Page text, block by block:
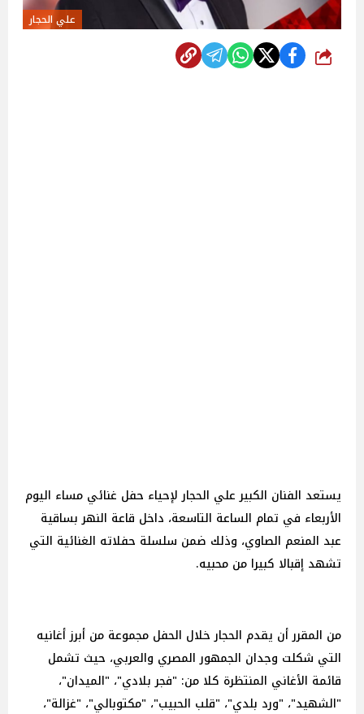
علي الحجار
شارك
يستعد الفنان الكبير علي الحجار لإحياء حفل غنائي مساء اليوم
الأربعاء في تمام الساعة التاسعة، داخل قاعة النهر بساقية
عبد المنعم الصاوي، وذلك ضمن سلسلة حفلاته الغنائية التي
تشهد إقبالا كبيرا من محبيه.
من المقرر أن يقدم الحجار خلال الحفل مجموعة من أبرز أغانيه
التي شكلت وجدان الجمهور المصري والعربي، حيث تشمل
قائمة الأغاني المنتظرة كلا من: "فجر بلادي"، "الميدان"،
"الشهيد"، "ورد بلدي"، "قلب الحبيب"، "مكتوبالي"، "غزالة"،